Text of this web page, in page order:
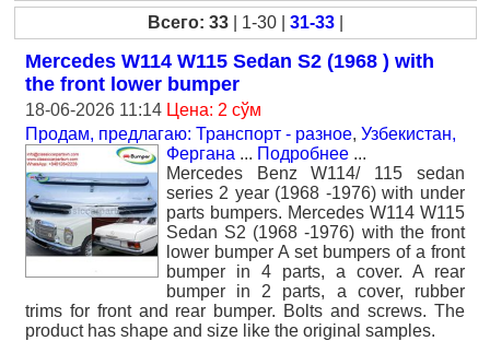
Всего: 33 | 1-30 | 31-33
Mercedes W114 W115 Sedan S2 (1968 ) with
the front lower bumper
18-06-2026 11:14 Цена: 2 сўм
Продам, предлагаю: Транспорт - разное, Узбекистан,
Фергана ... Подробнее ...
Mercedes Benz W114/ 115 sedan
series 2 year (1968 -1976) with under
parts bumpers. Mercedes W114 W115
Sedan S2 (1968 -1976) with the front
lower bumper A set bumpers of a front
bumper in 4 parts, a cover. A rear
bumper in 2 parts, a cover, rubber
trims for front and rear bumper. Bolts and screws. The
product has shape and size like the original samples.